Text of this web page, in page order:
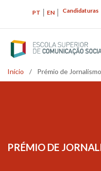
principal
Candidaturas
PT EN
Navegação
Início / Prémio de
PRÉMIO DE
NAVEGAÇÃO